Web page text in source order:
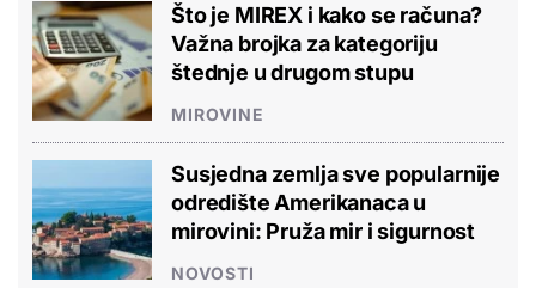
Što je MIREX i kako se računa?
Važna brojka za kategoriju
štednje u drugom stupu
MIROVINE
Susjedna zemlja sve popularnije
odredište Amerikanaca u
mirovini: Pruža mir i sigurnost
NOVOSTI